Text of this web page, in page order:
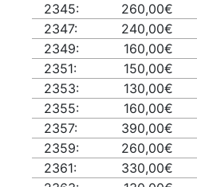
2345:
260,00€
2347:
240,00€
2349:
160,00€
2351:
150,00€
2353:
130,00€
2355:
160,00€
2357:
390,00€
2359:
260,00€
2361:
330,00€